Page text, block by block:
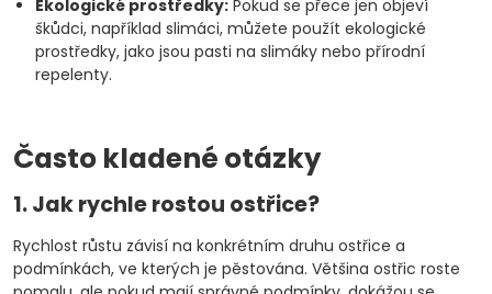
Ekologické prostředky: Pokud se přece jen objeví
škůdci, například slimáci, můžete použít ekologické
prostředky, jako jsou pasti na slimáky nebo přírodní
repelenty.
Často kladené otázky
1. Jak rychle rostou ostřice?
Rychlost růstu závisí na konkrétním druhu ostřice a
podmínkách, ve kterých je pěstována. Většina ostřic roste